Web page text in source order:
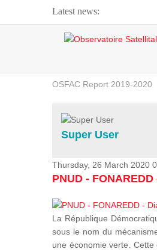
Latest news:
Webinar about Large
OSFAC Video -
OSFAC Report 2019-2020
Flooding and Erosion in
Super User
Thursday, 26 March 2020
PNUD -
La République
sous le nom du
une économie verte.